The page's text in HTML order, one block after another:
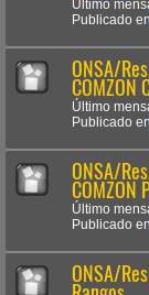
Último
Publicado en
ONSA/
COMZON
Último
Publicado en
ONSA/
COMZON
Último
Publicado en
ONSA/